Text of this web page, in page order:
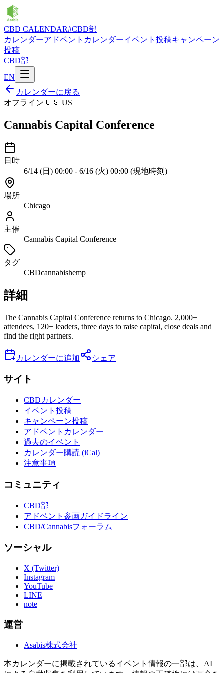
CBD CALENDAR#CBD部
カレンダーアドベントカレンダーイベント投稿キャンペーン
投稿
CBD部
EN
カレンダーに戻る
オフライン🇺🇸 US
Cannabis Capital Conference
日時
6/14 (日) 00:00 - 6/16 (火) 00:00 (現地時刻)
場所
Chicago
主催
Cannabis Capital Conference
タグ
CBDcannabishemp
詳細
The Cannabis Capital Conference returns to Chicago. 2,000+
attendees, 120+ leaders, three days to raise capital, close deals and
find the right partners.
カレンダーに追加 シェア
サイト
CBDカレンダー
イベント投稿
キャンペーン投稿
アドベントカレンダー
過去のイベント
カレンダー購読 (iCal)
注意事項
コミュニティ
CBD部
アドベント参画ガイドライン
CBD/Cannabisフォーラム
ソーシャル
X (Twitter)
Instagram
YouTube
LINE
note
運営
Asabis株式会社
本カレンダーに掲載されているイベント情報の一部は、AI